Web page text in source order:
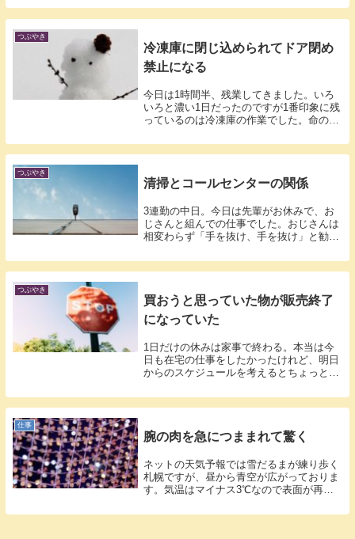
つぶやき
冷凍庫に閉じ込められてドア閉め
禁止になる
今日は1時間半、残業してきました。いろ
いろと濃い1日だったのですが1番印象に残
っているのは冷凍庫の作業でした。命の危
つぶやき
清掃とコールセンターの関係
3連勤の中日。今日は先輩がお休みで、お
じさんと組んでの仕事でした。おじさんは
相変わらず「手を抜け、手を抜け」と勧め
つぶやき
買おうと思っていた物が販売終了
になっていた
1日だけの休みは家事で終わる。本当は今
日も在宅の仕事をしたかったけれど、明日
からのスケジュールを考えるとちょっと無
仕事
腕の肉を急につままれて驚く
ネットの天気予報では雪だるまが練り歩く
札幌ですが、昼から青空が広がっておりま
す。気温はマイナス3℃なので表面が再凍